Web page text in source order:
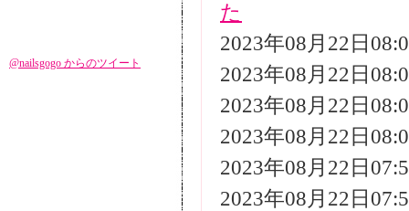
た
2023年08月22日
2023年08月22日
2023年08月22日
2023年08月22日
2023年08月22日
2023年08月22日
@nailsgogo からのツイート